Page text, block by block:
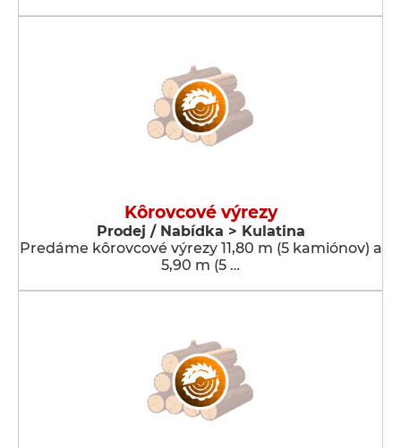
Kôrovcové výrezy
Prodej / Nabídka > Kulatina
Predáme kôrovcové výrezy 11,80 m (5 kamiónov) a
5,90 m (5 …